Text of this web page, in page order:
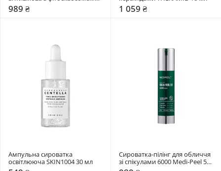
Medi-Peel 50 мл
989 ₴ 1 059 ₴
Ампульна сироватка
освітлююча SKIN1004 30 мл
Сироватка-пілінг для обличчя
зі спікулами 6000 Medi-Peel 50